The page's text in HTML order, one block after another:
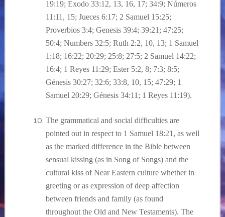
19:19; Exodo 33:12, 13, 16, 17; 34:9; Números
11:11, 15; Jueces 6:17; 2 Samuel 15:25;
Proverbios 3:4; Genesis 39:4; 39:21; 47:25;
50:4; Numbers 32:5; Ruth 2:2, 10, 13; 1 Samuel
1:18; 16:22; 20:29; 25:8; 27:5; 2 Samuel 14:22;
16:4; 1 Reyes 11:29; Ester 5:2, 8; 7:3; 8:5;
Génesis 30:27; 32:6; 33:8, 10, 15; 47:29; 1
Samuel 20:29; Génesis 34:11; 1 Reyes 11:19).
The grammatical and social difficulties are
pointed out in respect to 1 Samuel 18:21, as well
as the marked difference in the Bible between
sensual kissing (as in Song of Songs) and the
cultural kiss of Near Eastern culture whether in
greeting or as expression of deep affection
between friends and family (as found
throughout the Old and New Testaments). The